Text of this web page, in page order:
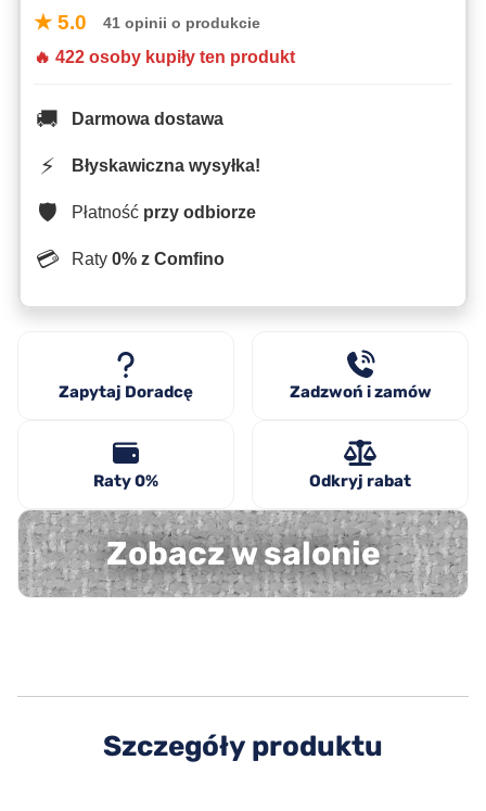
★ 5.0 41 opinii o produkcie
🔥 422 osoby kupiły ten produkt
🚚 Darmowa dostawa
⚡ Błyskawiczna wysyłka!
🛡️ Płatność przy odbiorze
💳 Raty 0% z Comfino
Zapytaj Doradcę Zadzwoń i zamów
Raty 0% Odkryj rabat
Zobacz w salonie
Szczegóły produktu